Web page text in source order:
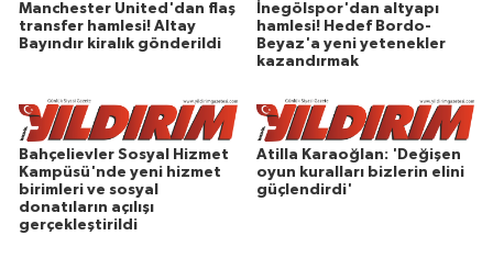
Manchester United'dan flaş
transfer hamlesi! Altay
Bayındır kiralık gönderildi
İnegölspor'dan altyapı
hamlesi! Hedef Bordo-
Beyaz'a yeni yetenekler
kazandırmak
Bahçelievler Sosyal Hizmet
Kampüsü'nde yeni hizmet
birimleri ve sosyal
donatıların açılışı
gerçekleştirildi
Atilla Karaoğlan: 'Değişen
oyun kuralları bizlerin elini
güçlendirdi'